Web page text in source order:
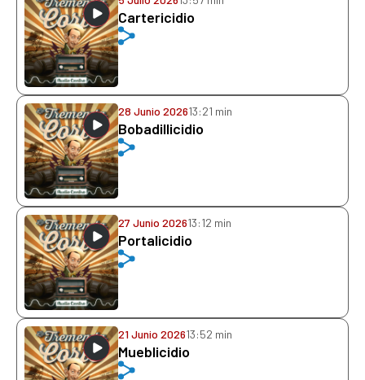
Cartericidio
28 Junio 202613:21 min
Bobadillicidio
27 Junio 202613:12 min
Portalicidio
21 Junio 202613:52 min
Mueblicidio